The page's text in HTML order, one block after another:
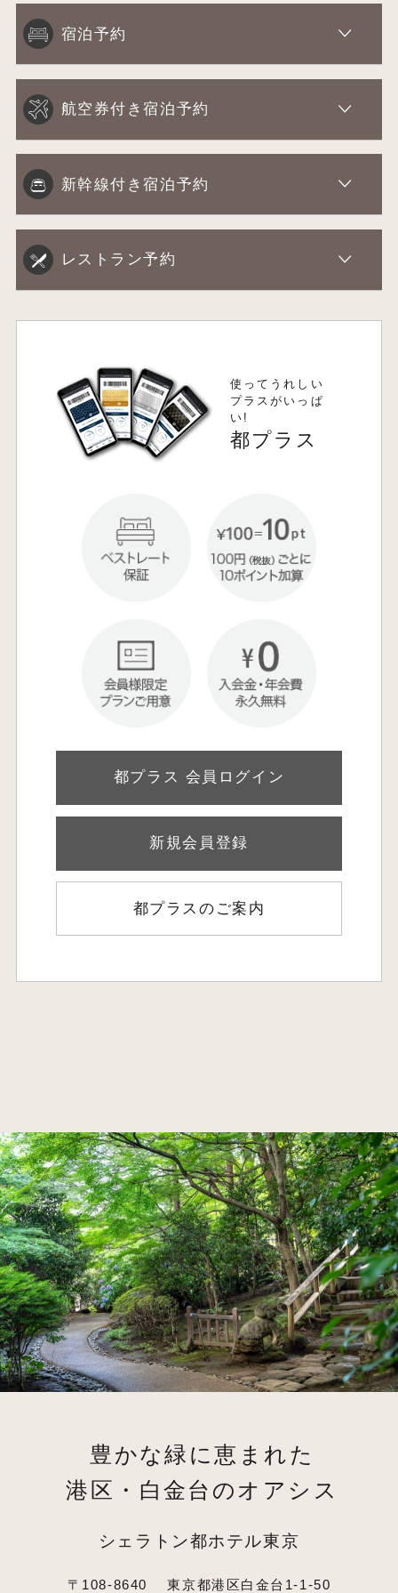
宿泊予約
航空券付き宿泊予約
新幹線付き宿泊予約
レストラン予約
使ってうれしい
プラスがいっぱ
い!
都プラス
都プラス 会員ログイン
新規会員登録
都プラスのご案内
豊かな緑に恵まれた
港区・白金台のオアシス
シェラトン都ホテル東京
〒108-8640
東京都港区白金台1-1-50